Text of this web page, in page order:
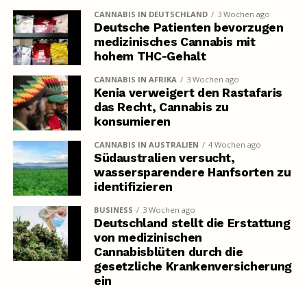
CANNABIS IN DEUTSCHLAND 3 Wochen ago
Deutsche Patienten bevorzugen
medizinisches Cannabis mit
hohem THC-Gehalt
CANNABIS IN AFRIKA 3 Wochen ago
Kenia verweigert den Rastafaris
das Recht, Cannabis zu
konsumieren
CANNABIS IN AUSTRALIEN 4 Wochen ago
Südaustralien versucht,
wassersparendere Hanfsorten zu
identifizieren
BUSINESS 3 Wochen ago
Deutschland stellt die Erstattung
von medizinischen
Cannabisblüten durch die
gesetzliche Krankenversicherung
ein